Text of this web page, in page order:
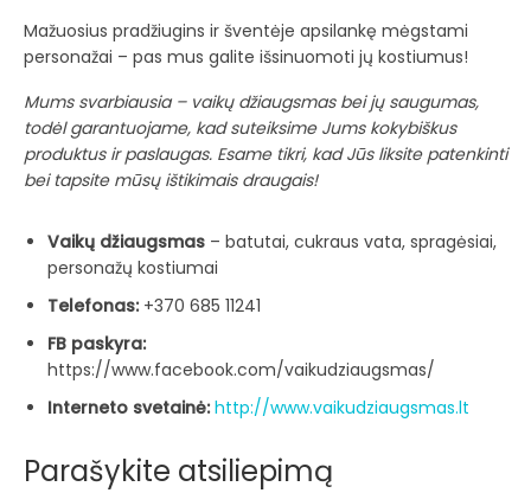
Mažuosius pradžiugins ir šventėje apsilankę mėgstami
personažai – pas mus galite išsinuomoti jų kostiumus!
Mums svarbiausia – vaikų džiaugsmas bei jų saugumas,
todėl garantuojame, kad suteiksime Jums kokybiškus
produktus ir paslaugas. Esame tikri, kad Jūs liksite patenkinti
bei tapsite mūsų ištikimais draugais!
Vaikų džiaugsmas – batutai, cukraus vata, spragėsiai,
personažų kostiumai
Telefonas:+370 685 11241
FB paskyra:
https://www.facebook.com/vaikudziaugsmas/
Interneto svetainė: http://www.vaikudziaugsmas.lt
Parašykite atsiliepimą